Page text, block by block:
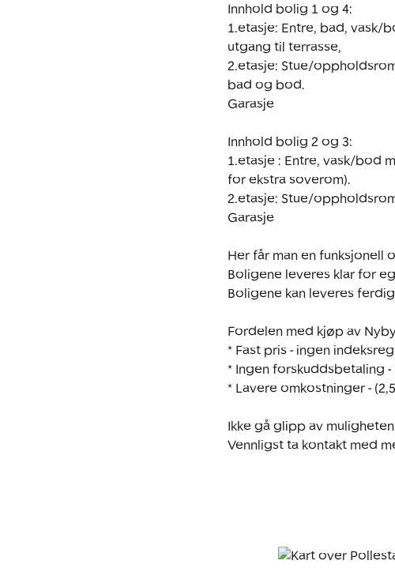
Innhold bolig 1 og 4:
1.etasje: Entre, bad, vask/
utgang til terrasse,
2.etasje: Stue/
bad og bod.
Garasje
Innhold bolig 2 og 3:
1.etasje : Entre, vask/bod
for ekstra soverom).
2.etasje: Stue/
Garasje
Her får man en
Boligene leveres klar for
Boligene kan leveres
Fordelen med kjøp av
* Fast pris - ingen
* Ingen forskuddsbetaling
* Lavere omkostninger -
Ikke gå glipp av